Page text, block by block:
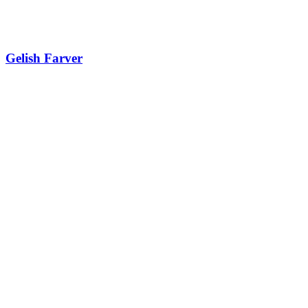
Gelish Farver